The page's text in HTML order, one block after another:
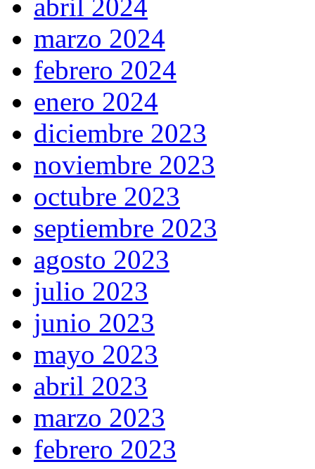
abril 2024
marzo 2024
febrero 2024
enero 2024
diciembre 2023
noviembre 2023
octubre 2023
septiembre 2023
agosto 2023
julio 2023
junio 2023
mayo 2023
abril 2023
marzo 2023
febrero 2023